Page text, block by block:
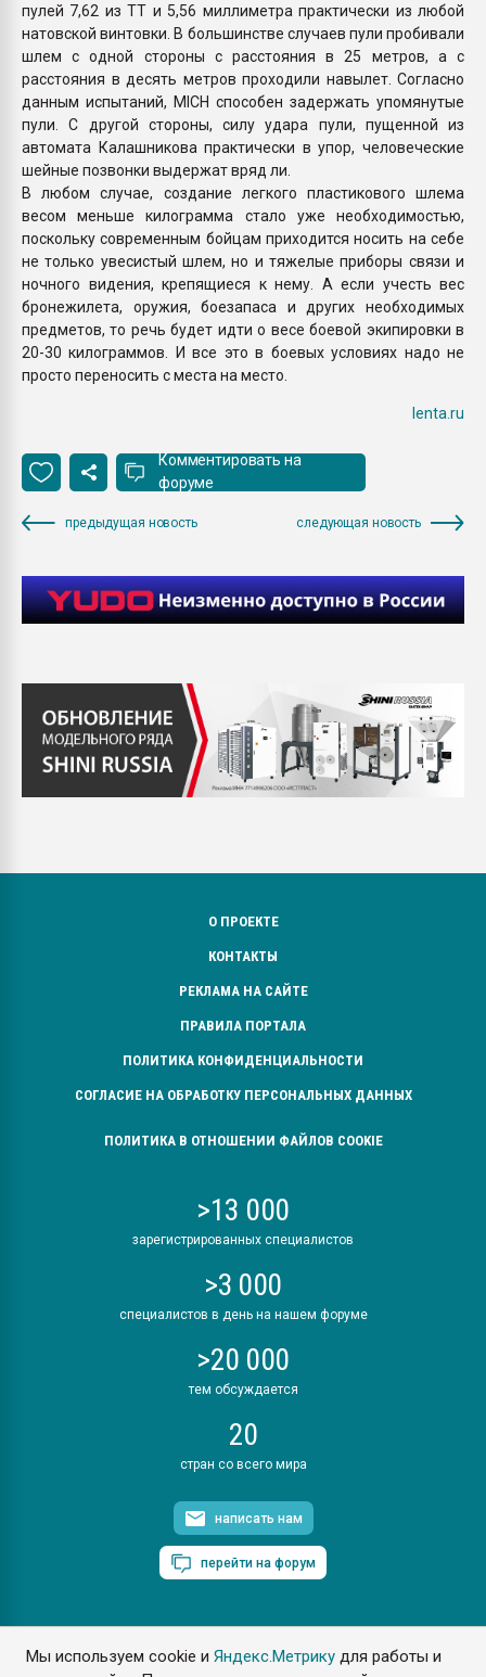
Мы используем cookie иЯндекс.Метрику для работы и
пулей 7,62 из ТТ и 5,56 миллиметра практически из любой
натовской винтовки. В большинстве случаев пули пробивали
шлем с одной стороны с расстояния в 25 метров, а с
расстояния в десять метров проходили навылет. Согласно
данным испытаний, MICH способен задержать упомянутые
пули. С другой стороны, силу удара пули, пущенной из
автомата Калашникова практически в упор, человеческие
шейные позвонки выдержат вряд ли.
В любом случае, создание легкого пластикового шлема
весом меньше килограмма стало уже необходимостью,
поскольку современным бойцам приходится носить на себе
не только увесистый шлем, но и тяжелые приборы связи и
ночного видения, крепящиеся к нему. А если учесть вес
бронежилета, оружия, боезапаса и других необходимых
предметов, то речь будет идти о весе боевой экипировки в
20-30 килограммов. И все это в боевых условиях надо не
просто переносить с места на место.
lenta.ru
Комментировать на
форуме
предыдущая новость следующая новость
О ПРОЕКТЕ
КОНТАКТЫ
РЕКЛАМА НА САЙТЕ
ПРАВИЛА ПОРТАЛА
ПОЛИТИКА КОНФИДЕНЦИАЛЬНОСТИ
СОГЛАСИЕ НА ОБРАБОТКУ ПЕРСОНАЛЬНЫХ ДАННЫХ
ПОЛИТИКА В ОТНОШЕНИИ ФАЙЛОВ COOKIE
>13 000
зарегистрированных специалистов
>3 000
специалистов в день на нашем форуме
>20 000
тем обсуждается
20
стран со всего мира
написать нам
перейти на форум
ПластЭксперт © 2006. Все права защищены